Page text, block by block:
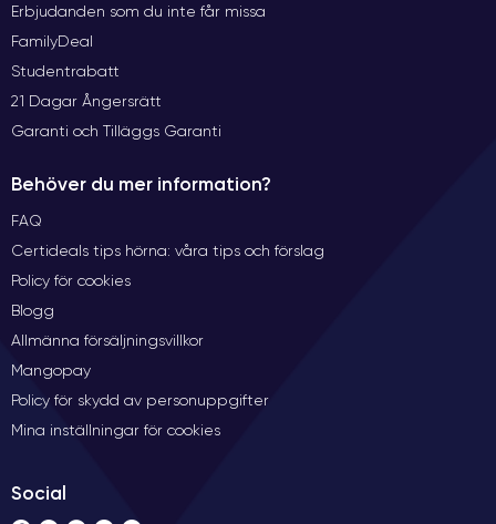
Erbjudanden som du inte får missa
FamilyDeal
Studentrabatt
21 Dagar Ångersrätt
Garanti och Tilläggs Garanti
Behöver du mer information?
FAQ
Certideals tips hörna: våra tips och förslag
Policy för cookies
Blogg
Allmänna försäljningsvillkor
Mangopay
Policy för skydd av personuppgifter
Mina inställningar för cookies
Social